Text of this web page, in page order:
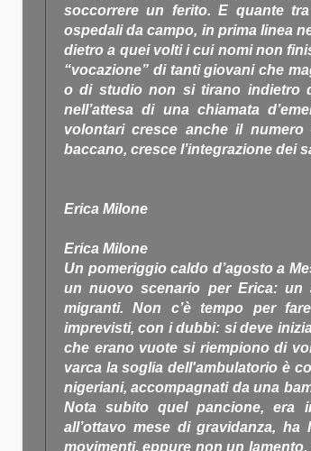
soccorrere un ferito. E quante
ospedali da campo, in prima linea
dietro a quei volti i cui nomi non
“vocazione” di tanti giovani che
o di studio non si tirano indietro
nell’attesa di una chiamata
volontari cresce anche il
baccano, cresce l’integrazione dei
Erica Milone
Erica Milone
Un pomeriggio caldo d’agosto a
un nuovo scenario per Erica: un
migranti. Non c’è tempo per
imprevisti, con i dubbi: si deve
che erano vuote si riempiono di
varca la soglia dell'ambulatorio è
nigeriani, accompagnati da una
Nota subito quel pancione, era
all’ottavo mese di gravidanza,
movimenti, eppure non un